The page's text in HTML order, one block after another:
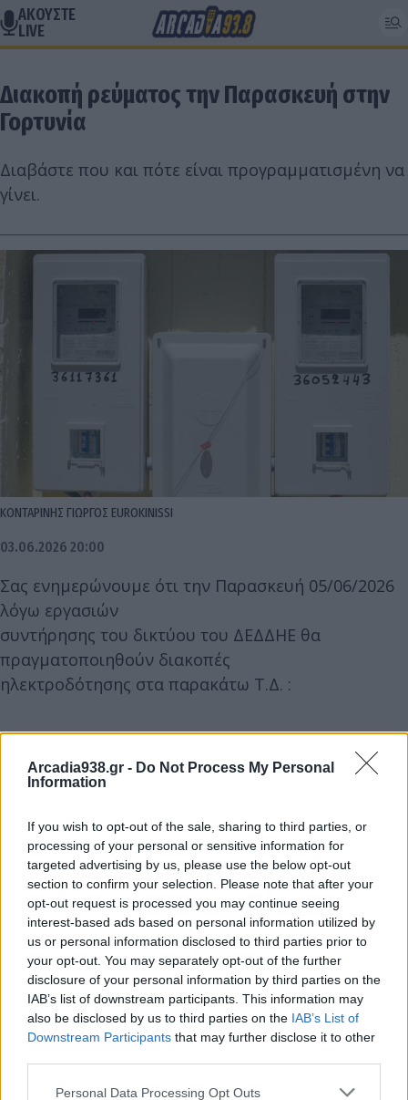
Arcadia938.gr - Do Not Process My Personal
Information
If you wish to opt-out of the sale, sharing to third parties, or
processing of your personal or sensitive information for
targeted advertising by us, please use the below opt-out
section to confirm your selection. Please note that after your
opt-out request is processed you may continue seeing
interest-based ads based on personal information utilized by
us or personal information disclosed to third parties prior to
your opt-out. You may separately opt-out of the further
disclosure of your personal information by third parties on the
IAB’s list of downstream participants. This information may
also be disclosed by us to third parties on the IAB’s List of
Downstream Participants that may further disclose it to other
Personal Data Processing Opt Outs
ΑΚΟΥΣΤΕ
LIVE
Διακοπή ρεύματος την Παρασκευή στην
Γορτυνία
Διαβάστε που και πότε είναι προγραμματισμένη να
γίνει.
ΚΟΝΤΑΡΙΝΗΣ ΓΙΩΡΓΟΣ EUROKINISSI
03.06.2026 20:00
Σας ενημερώνουμε ότι την Παρασκευή 05/06/2026
λόγω εργασιών
συντήρησης του δικτύου του ΔΕΔΔΗΕ θα
πραγματοποιηθούν διακοπές
ηλεκτροδότησης στα παρακάτω Τ.Δ. :
08:30 π.μ. - 12:30 π.μ. ΓΟΡΤΥΝΙΑΣ Δ.Δ.:
ΛΑΓΚΑΔΙΩΝ
προειδοποίηση, γι' αυτό λοιπόν οι
εγκαταστάσεις και τα δίκτυα θα πρέπει να
θεωρούνται ότι ΒΡΙΣΚΟΝΤΑΙ
ΣΥΝΕΧΕΙΑ ΥΠΟ ΤΑΣΗ.
Για λόγους ασφαλείας, απαγορεύεται η προσέγγιση
στους αγωγούς ή σε άλλα στοιχεία του δικτύου,
έστω και αν βρίσκονται στο έδαφος.
Διάβασε σχετικά